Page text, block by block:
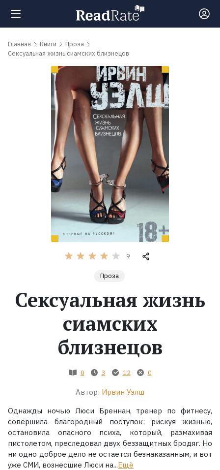
Поиск
Рейтинги
обсуждаемые
Экранизации
Главная Книги
Проза
Сексуальная жизнь сиамских близнецов
9
Проза
Сексуальная жизнь
сиамских
близнецов
0 3 12 0
Автор: Ирвин Уэлш
Однажды ночью Люси Бреннан, тренер по фитнесу,
совершила благородный поступок: рискуя жизнью,
остановила опасного психа, который, размахивая
пистолетом, преследовал двух беззащитных бродяг. Но
ни одно доброе дело не остается безнаказанным, и вот
уже СМИ, вознесшие Люси на...Ещё